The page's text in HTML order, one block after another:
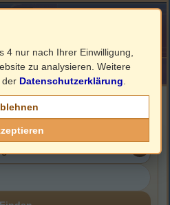
4 nur nach Ihrer Einwilligung,
zu analysieren. Weitere
der Datenschutzerklärung